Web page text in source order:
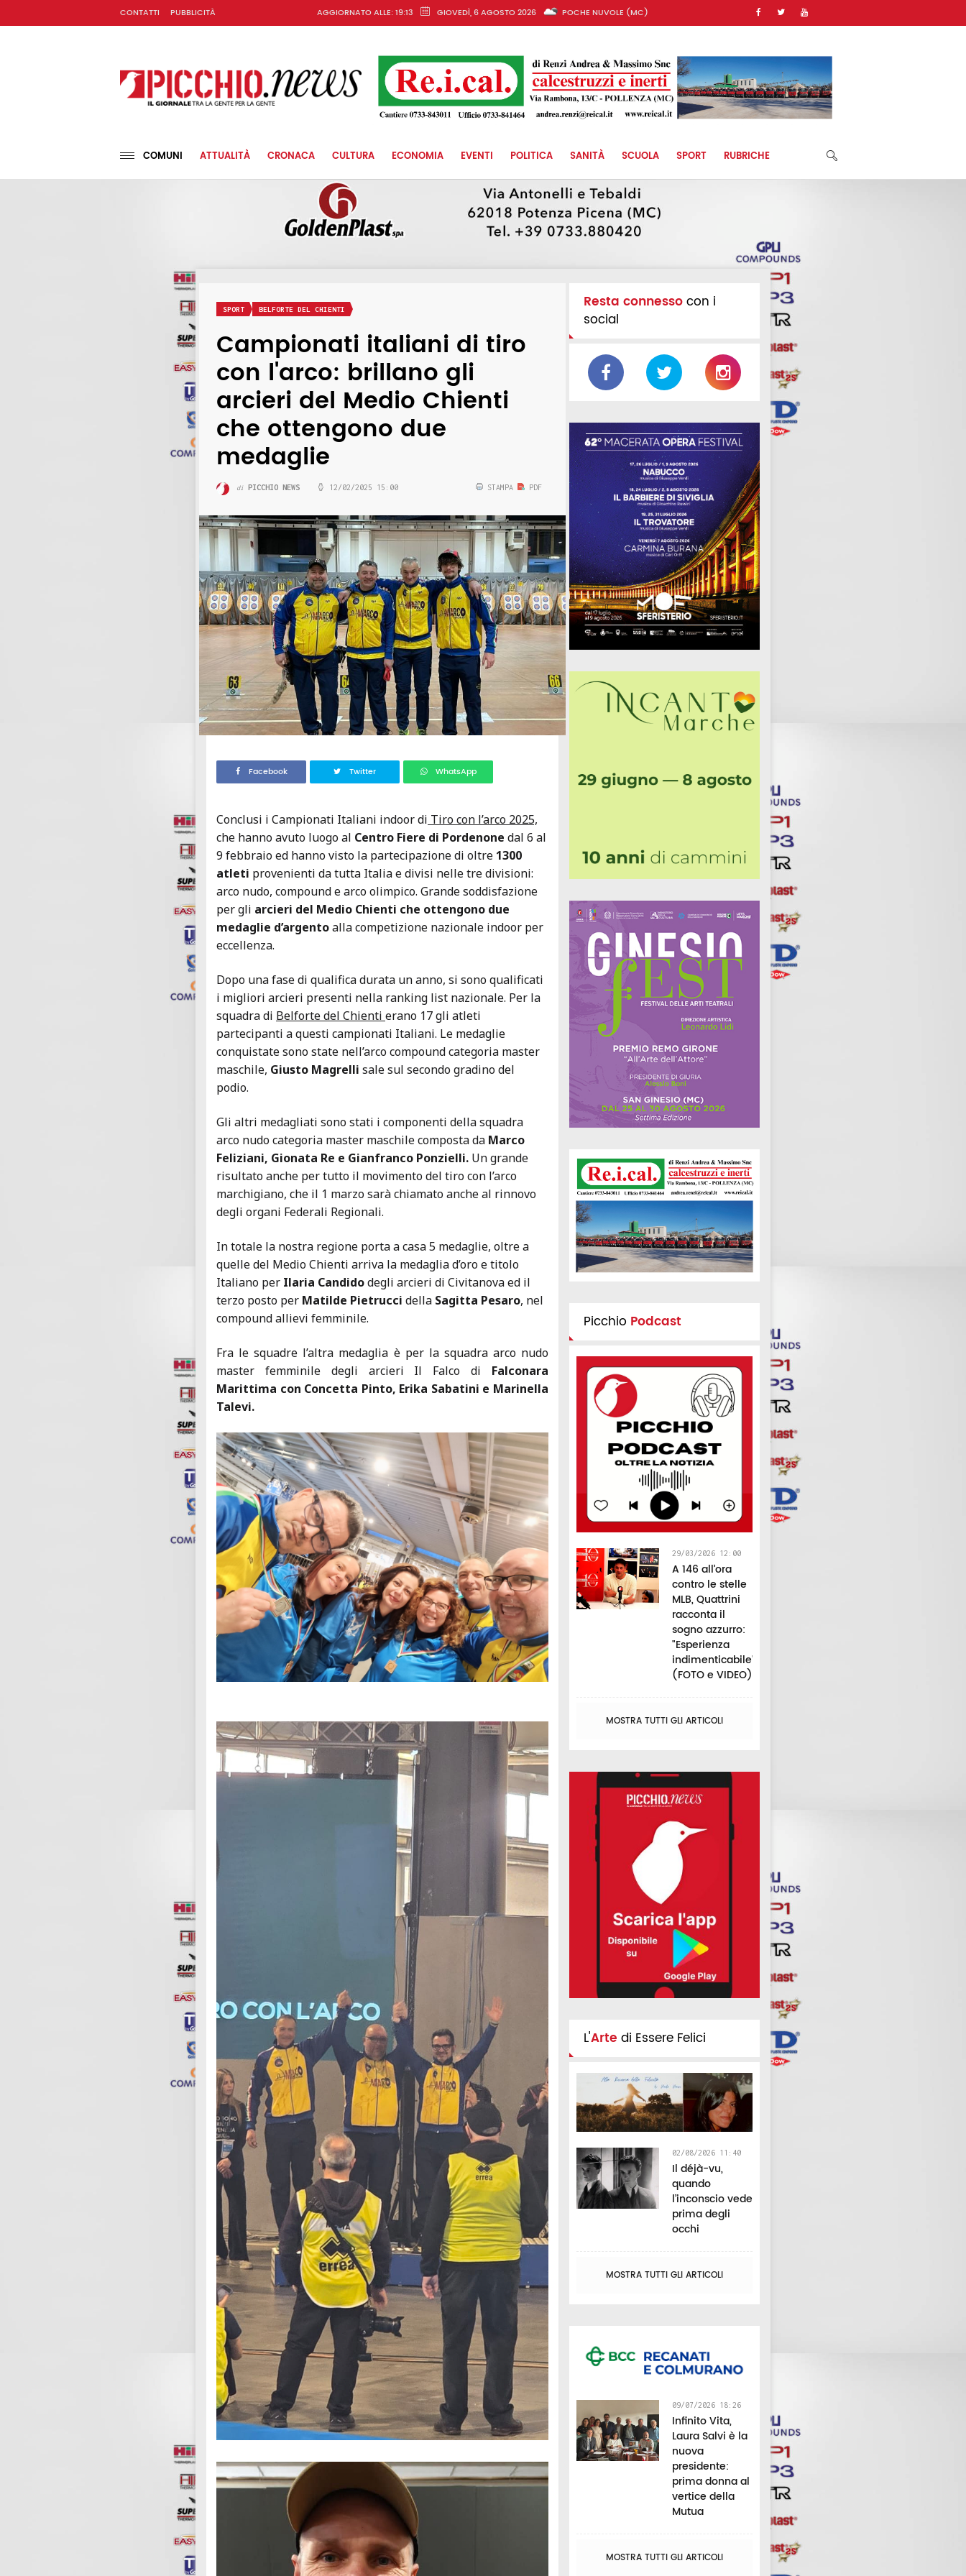
CONTATTI PUBBLICITÀ AGGIORNATO ALLE: 19:13 GIOVEDÌ, 6 AGOSTO 2026 POCHE NUVOLE (MC)
COMUNI ATTUALITÀ CRONACA CULTURA ECONOMIA EVENTI POLITICA SANITÀ SCUOLA SPORT RUBRICHE
SPORT BELFORTE DEL CHIENTI
Campionati italiani di tiro
con l'arco: brillano gli
arcieri del Medio Chienti
che ottengono due
medaglie
di PICCHIO NEWS 12/02/2025 15:00 STAMPA PDF
Facebook Twitter WhatsApp
Conclusi i Campionati Italiani indoor di Tiro con l’arco 2025,
che hanno avuto luogo al Centro Fiere di Pordenone dal 6 al
9 febbraio ed hanno visto la partecipazione di oltre 1300
atleti provenienti da tutta Italia e divisi nelle tre divisioni:
arco nudo, compound e arco olimpico. Grande soddisfazione
per gli arcieri del Medio Chienti che ottengono due
medaglie d’argentoalla competizione nazionale indoor per
eccellenza.
Dopo una fase di qualifica durata un anno, si sono qualificati
i migliori arcieri presenti nella ranking list nazionale. Per la
squadra di Belforte del Chienti erano 17 gli atleti
partecipanti a questi campionati Italiani. Le medaglie
conquistate sono state nell’arco compound categoria master
maschile, Giusto Magrelli sale sul secondo gradino del
podio.
Gli altri medagliati sono stati i componenti della squadra
arco nudo categoria master maschile composta da Marco
Feliziani, Gionata Re e Gianfranco Ponzielli. Un grande
risultato anche per tutto il movimento del tiro con l’arco
marchigiano, che il 1 marzo sarà chiamato anche al rinnovo
degli organi Federali Regionali.
In totale la nostra regione porta a casa 5 medaglie, oltre a
quelle del Medio Chienti arriva la medaglia d’oro e titolo
Italiano per Ilaria Candidodegli arcieri di Civitanova ed il
terzo posto per Matilde Pietrucci della Sagitta Pesaro, nel
compound allievi femminile.
Fra le squadre l’altra medaglia è per la squadra arco nudo
master femminile degli arcieri Il Falco di Falconara
Marittima con Concetta Pinto, Erika Sabatini e Marinella
Talevi.
Resta connessocon i
social
Picchio Podcast
29/03/2026 12:00
A 146 all’ora
contro le stelle
MLB, Quattrini
racconta il
sogno azzurro:
"Esperienza
indimenticabile"
(FOTO e VIDEO)
MOSTRA TUTTI GLI ARTICOLI
L'Arte di Essere Felici
02/08/2026 11:40
Il déjà-vu,
quando
l’inconscio vede
prima degli
occhi
MOSTRA TUTTI GLI ARTICOLI
09/07/2026 18:26
Infinito Vita,
Laura Salvi è la
nuova
presidente:
prima donna al
vertice della
Mutua
MOSTRA TUTTI GLI ARTICOLI